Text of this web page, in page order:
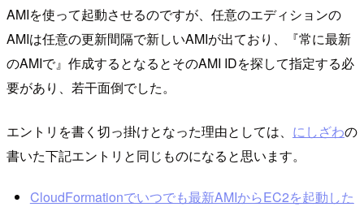
AMIを使って起動させるのですが、任意のエディションの
AMIは任意の更新間隔で新しいAMIが出ており、『常に最新
のAMIで』作成するとなるとそのAMI IDを探して指定する必
要があり、若干面倒でした。
エントリを書く切っ掛けとなった理由としては、 にしざわの
書いた下記エントリと同じものになると思います。
CloudFormationでいつでも最新AMIからEC2を起動した